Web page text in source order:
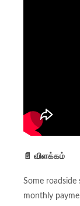
📄 விளக்கம்
Some roadside
monthly